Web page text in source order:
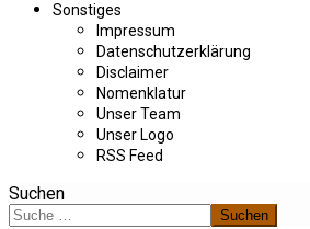
Sonstiges
Impressum
Datenschutzerklärung
Disclaimer
Nomenklatur
Unser Team
Unser Logo
RSS Feed
Suchen
Suchen